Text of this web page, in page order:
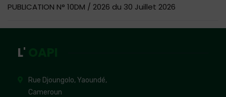
PUBLICATION N° 10DM / 2026 du 30 Juillet 2026
L'
Rue Djoungolo, Yaoundé,
Cameroun